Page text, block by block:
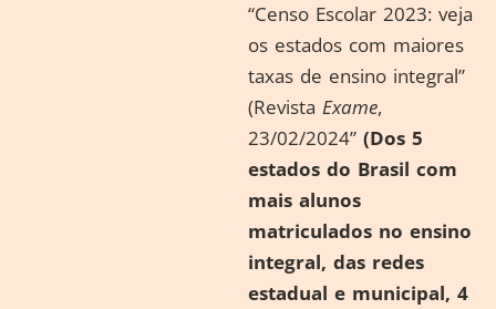
“Censo Escolar 2023: veja
os estados com maiores
taxas de ensino integral”
(Revista Exame,
23/02/2024” (Dos 5
estados do Brasil com
mais alunos
matriculados no ensino
integral, das redes
estadual e municipal, 4